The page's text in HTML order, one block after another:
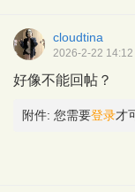
cloudtina
2026-2-22 14:12
好像不能回帖？
附件: 您需要登录才